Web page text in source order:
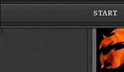
START
}